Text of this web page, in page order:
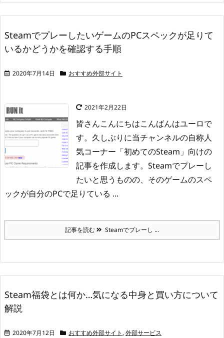
SteamでプレーしたいゲームのPCスペックが足りて
いるかどうかを確認する手順
2020年7月14日 おすすめ外部サイト
2021年2月22日
皆さんこんにちはこんばんはユーロで
す。 久しぶりに当チャンネルの自称人
気コーナー「初めてのSteam」向けの
記事を作成します。 Steamでプレーし
たいと思うものの、そのゲームのスペ
ックが自分のPCで足りている ...
記事を読む Steamでプレーし ...
Steam福袋とは何か…気になる中身と買い方について
解説
2020年7月12日 おすすめ外部サイト ,外部サービス